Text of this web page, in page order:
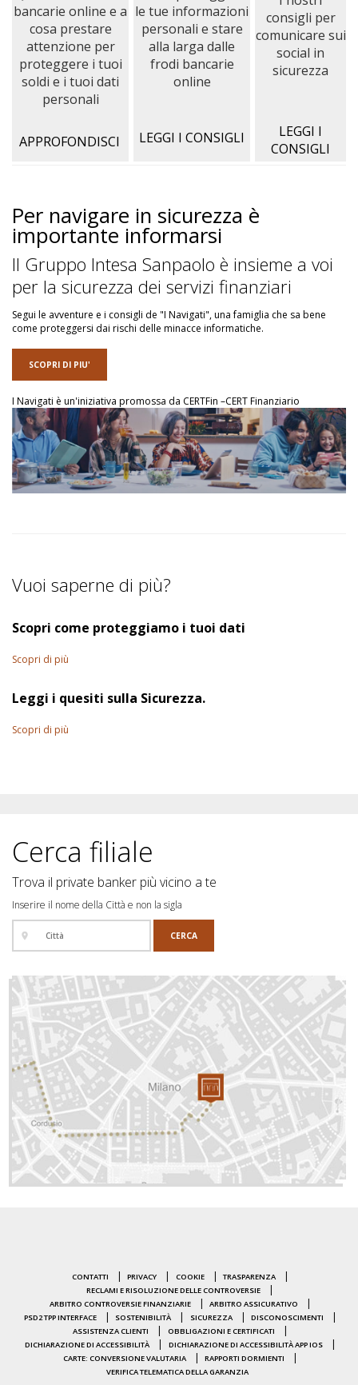
bancarie online e a
cosa prestare
attenzione per
proteggere i tuoi
soldi e i tuoi dati
personali
APPROFONDISCI
le tue informazioni
personali e stare
alla larga dalle
frodi bancarie
online
LEGGI I CONSIGLI
consigli per
comunicare sui
social in
sicurezza
LEGGI I
CONSIGLI
Per navigare in sicurezza è
importante informarsi
Il Gruppo Intesa Sanpaolo è insieme a voi
per la sicurezza dei servizi finanziari
Segui le avventure e i consigli de "I Navigati", una famiglia che sa bene
come proteggersi dai rischi delle minacce informatiche.
SCOPRI DI PIU'
I Navigati è un'iniziativa promossa da CERTFin –CERT Finanziario
Vuoi saperne di più?
Scopri come proteggiamo i tuoi dati
Scopri di più
Leggi i quesiti sulla Sicurezza.
Scopri di più
Cerca filiale
Trova il private banker più vicino a te
Inserire il nome della Città e non la sigla
CONTATTI PRIVACY COOKIE
TRASPARENZA
RECLAMI E RISOLUZIONE DELLE CONTROVERSIE
ARBITRO CONTROVERSIE FINANZIARIE
ARBITRO ASSICURATIVO
PSD2 TPP INTERFACE
SOSTENIBILITÀ SICUREZZA
DISCONOSCIMENTI
ASSISTENZA CLIENTI
OBBLIGAZIONI E CERTIFICATI
DICHIARAZIONE DI ACCESSIBILITÀ
DICHIARAZIONE DI ACCESSIBILITÀ APP IOS
CARTE: CONVERSIONE VALUTARIA
RAPPORTI DORMIENTI
VERIFICA TELEMATICA DELLA GARANZIA